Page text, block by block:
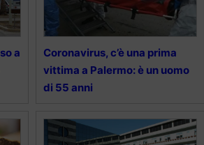
a
Coronavirus, c’è una prima
vittima a Palermo: è un uomo
di 55 anni